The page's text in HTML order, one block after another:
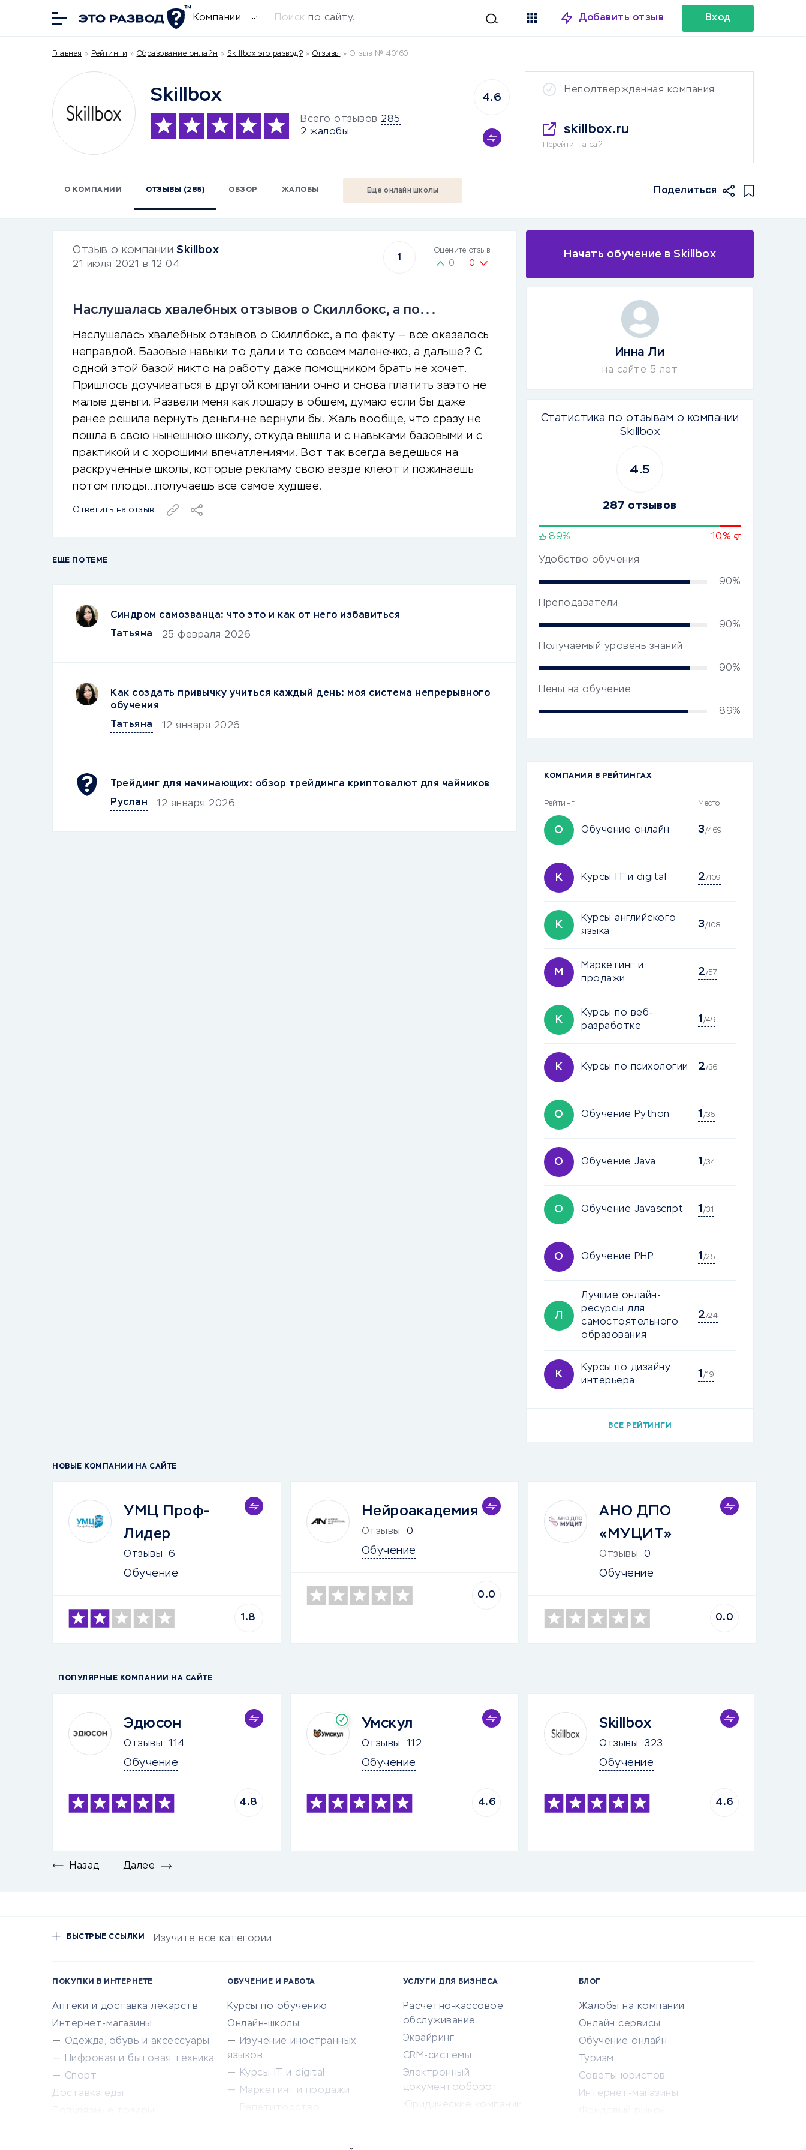
Компании Поиск по сайту... Добавить отзыв Вход
Главная » Рейтинги » Образование онлайн » Skillbox это развод? » Отзывы » Отзыв № 40160
Skillbox
Всего отзывов 285
2 жалобы
4.6
Неподтвержденная компания
skillbox.ru
Перейти на сайт
О КОМПАНИИ ОТЗЫВЫ (285) ОБЗОР ЖАЛОБЫ Еще онлайн школы Поделиться
Отзыв о компании Skillbox
21 июля 2021 в 12:04
1
Оцените отзыв
0 0
Наслушалась хвалебных отзывов о Скиллбокс, а по...
Наслушалась хвалебных отзывов о Скиллбокс, а по факту — всё оказалось
неправдой. Базовые навыки то дали и то совсем маленечко, а дальше? С
одной этой базой никто на работу даже помощником брать не хочет.
Пришлось доучиваться в другой компании очно и снова платить заэто не
малые деньги. Развели меня как лошару в общем, думаю если бы даже
ранее решила вернуть деньги-не вернули бы. Жаль вообще, что сразу не
пошла в свою нынешнюю школу, откуда вышла и с навыками базовыми и с
практикой и с хорошими впечатлениями. Вот так всегда ведешься на
раскрученные школы, которые рекламу свою везде клеют и пожинаешь
потом плоды…получаешь все самое худшее.
Ответить на отзыв
ЕЩЕ ПО ТЕМЕ
Синдром самозванца: что это и как от него избавиться
Татьяна
25 февраля 2026
Как создать привычку учиться каждый день: моя система непрерывного
обучения
Татьяна
12 января 2026
Трейдинг для начинающих: обзор трейдинга криптовалют для чайников
Руслан
12 января 2026
Начать обучение в Skillbox
Инна Ли
на сайте 5 лет
Статистика по отзывам о компании
Skillbox
4.5
287 отзывов
89% 10%
Удобство обучения
90%
Преподаватели
90%
Получаемый уровень знаний
90%
Цены на обучение
89%
КОМПАНИЯ В РЕЙТИНГАХ
Рейтинг Место
О Обучение онлайн 3/469
К Курсы IT и digital 2/109
К
Курсы английского
языка
3/108
М
Маркетинг и
продажи
2/57
К
Курсы по веб-
разработке
1 /49
К Курсы по психологии 2/36
О Обучение Python 1 /36
О Обучение Java 1 /34
О Обучение Javascript 1 /31
О Обучение PHP 1 /25
Л
Лучшие онлайн-
ресурсы для
самостоятельного
образования
2/24
К
Курсы по дизайну
интерьера
1 /19
ВСЕ РЕЙТИНГИ
НОВЫЕ КОМПАНИИ НА САЙТЕ
УМЦ Проф-
Лидер
Отзывы 6
Обучение
1.8
Нейроакадемия
Отзывы 0
Обучение
0.0
АНО ДПО
«МУЦИТ»
Отзывы 0
Обучение
0.0
ПОПУЛЯРНЫЕ КОМПАНИИ НА САЙТЕ
Эдюсон
Отзывы 114
Обучение
4.8
Умскул
Отзывы 112
Обучение
4.6
Skillbox
Отзывы 323
Обучение
4.6
Назад Далее
БЫСТРЫЕ ССЫЛКИ Изучите все категории
ПОКУПКИ В ИНТЕРНЕТЕ
Аптеки и доставка лекарств
Интернет-магазины
Одежда, обувь и аксессуары
Цифровая и бытовая техника
Спорт
Доставка еды
ОБУЧЕНИЕ И РАБОТА
Курсы по обучению
Онлайн-школы
Изучение иностранных
языков
Курсы IT и digital
Маркетинг и продажи
УСЛУГИ ДЛЯ БИЗНЕСА
Расчетно-кассовое
обслуживание
Эквайринг
CRM-системы
Электронный
документооборот
Юридические компании
БЛОГ
Жалобы на компании
Онлайн сервисы
Обучение онлайн
Туризм
Советы юристов
Интернет-магазины